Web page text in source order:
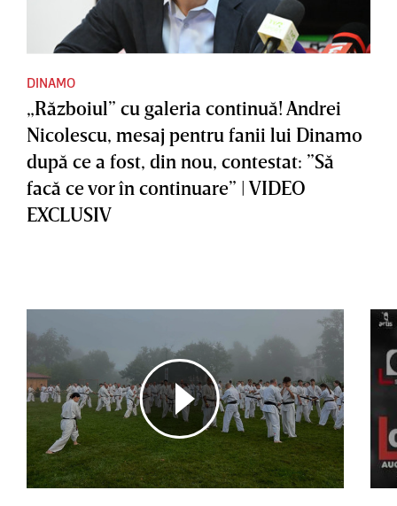
DINAMO
„Războiul” cu galeria continuă! Andrei
Nicolescu, mesaj pentru fanii lui Dinamo
după ce a fost, din nou, contestat: ”Să
facă ce vor în continuare” | VIDEO
EXCLUSIV